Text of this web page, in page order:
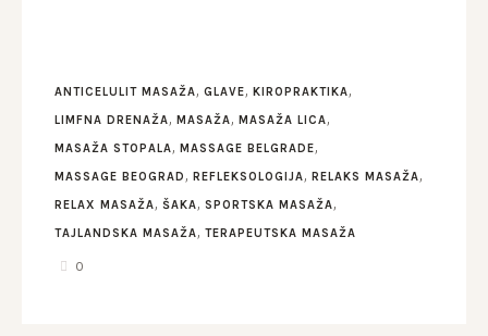
ANTICELULIT MASAŽA, GLAVE, KIROPRAKTIKA,
LIMFNA DRENAŽA, MASAŽA, MASAŽA LICA,
MASAŽA STOPALA, MASSAGE BELGRADE,
MASSAGE BEOGRAD , REFLEKSOLOGIJA, RELAKS MASAŽA,
RELAX MASAŽA, ŠAKA, SPORTSKA MASAŽA,
TAJLANDSKA MASAŽA, TERAPEUTSKA MASAŽA
0